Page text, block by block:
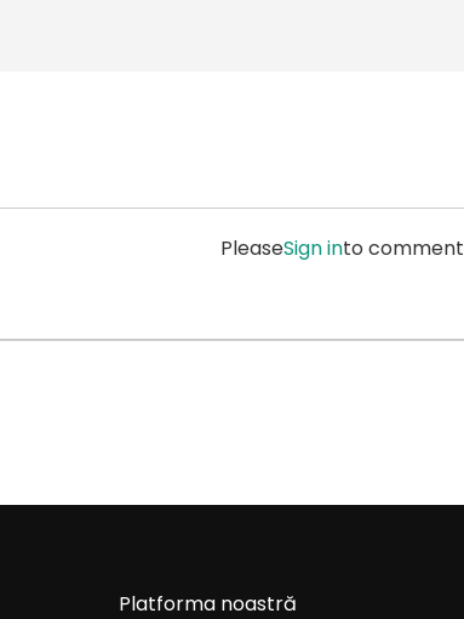
PleaseSign into comment
Platforma noastră